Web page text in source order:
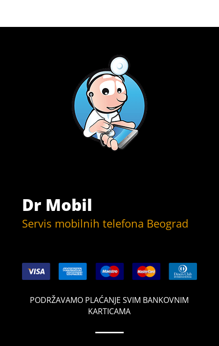
Dr Mobil
Servis mobilnih telefona Beograd
PODRŽAVAMO PLAĆANJE SVIM BANKOVNIM
KARTICAMA